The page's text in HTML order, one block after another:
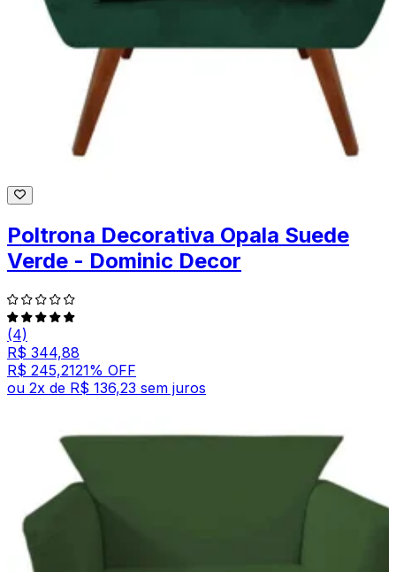
Poltrona Decorativa Opala Suede
Verde - Dominic Decor
(4)
R$ 344,88
R$ 245,2121% OFF
ou 2x de R$ 136,23 sem juros